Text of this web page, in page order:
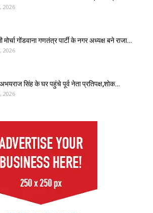
2026
मोर्चा गोंडवाना गणतंत्र पार्टी के नगर अध्यक्ष बने राजा…
2026
सिंह के घर पहुंचे पूर्व नेता प्रतिपक्ष,शोक…
2026